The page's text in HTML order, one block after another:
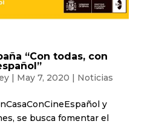
“Con todas, con
| May 7, 2020 | Noticias
y
se busca fomentar el